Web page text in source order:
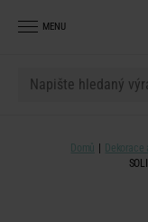
MENU
Domů Dekorace